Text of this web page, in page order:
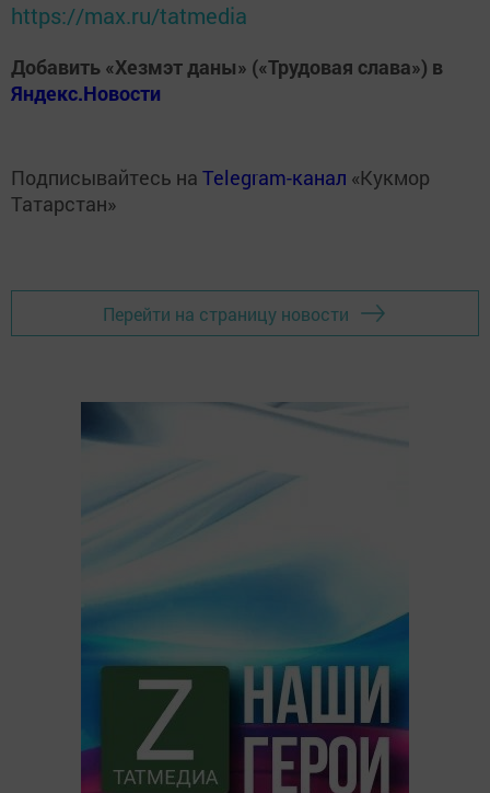
https://max.ru/tatmedia
Добавить «Хезмэт даны» («Трудовая слава») в
Яндекс.Новости
Подписывайтесь на Telegram-канал «Кукмор
Татарстан»
Перейти на страницу новости